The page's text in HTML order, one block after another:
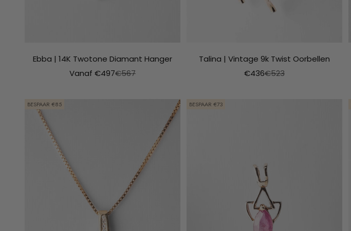
Ebba | 14K Twotone Diamant Hanger
Aanbiedingsprijs
Vanaf €497Normale prijs
€567
Talina | Vintage 9k Twist Oorbellen
Aanbiedingsprijs
€436Normale prijs
€523
BESPAAR €85 BESPAAR €73